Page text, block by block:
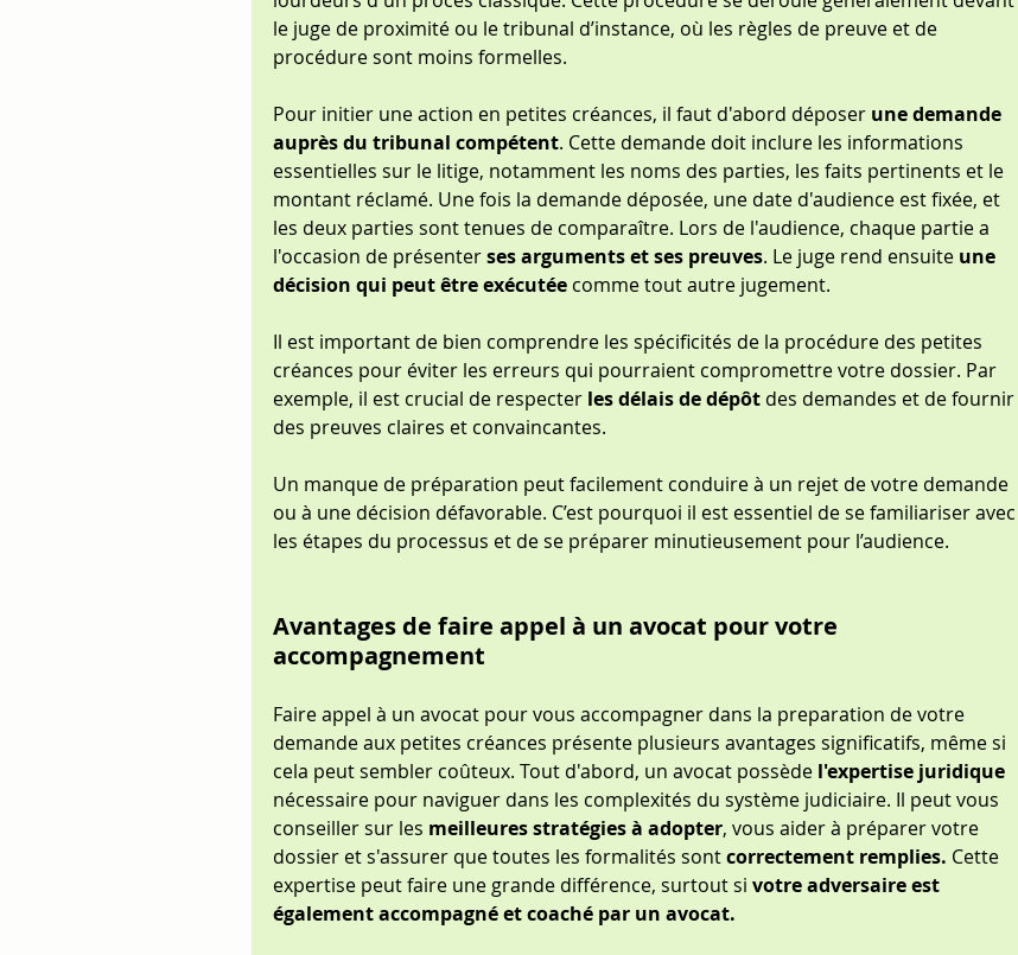
le juge de proximité ou le tribunal d’instance, où les règles de preuve et de
procédure sont moins formelles.
Pour initier une action en petites créances, il faut d'abord déposer une demande
auprès du tribunal compétent. Cette demande doit inclure les informations
essentielles sur le litige, notamment les noms des parties, les faits pertinents et le
montant réclamé. Une fois la demande déposée, une date d'audience est fixée, et
les deux parties sont tenues de comparaître. Lors de l'audience, chaque partie a
l'occasion de présenter ses arguments et ses preuves. Le juge rend ensuite une
décision qui peut être exécutée comme tout autre jugement.
Il est important de bien comprendre les spécificités de la procédure des petites
créances pour éviter les erreurs qui pourraient compromettre votre dossier. Par
exemple, il est crucial de respecter les délais de dépôt des demandes et de fournir
des preuves claires et convaincantes.
Un manque de préparation peut facilement conduire à un rejet de votre demande
ou à une décision défavorable. C’est pourquoi il est essentiel de se familiariser avec
les étapes du processus et de se préparer minutieusement pour l’audience.
Avantages de faire appel à un avocat pour votre
accompagnement
Faire appel à un avocat pour vous accompagner dans la preparation de votre
demande aux petites créances présente plusieurs avantages significatifs, même si
cela peut sembler coûteux. Tout d'abord, un avocat possède l'expertise juridique
nécessaire pour naviguer dans les complexités du système judiciaire. Il peut vous
conseiller sur les meilleures stratégies à adopter, vous aider à préparer votre
dossier et s'assurer que toutes les formalités sont correctement remplies. Cette
expertise peut faire une grande différence, surtout si votre adversaire est
également accompagné et coaché par un avocat.